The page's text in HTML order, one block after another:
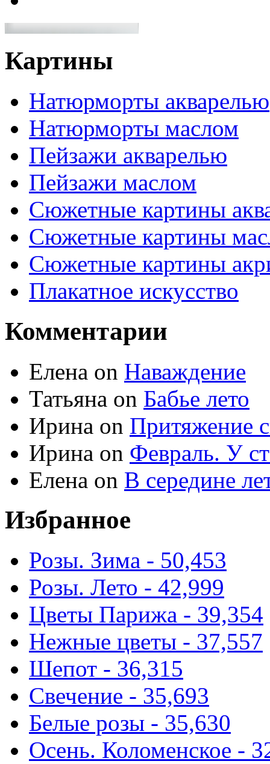
Картины
Натюрморты акварелью
Натюрморты маслом
Пейзажи акварелью
Пейзажи маслом
Сюжетные картины
Сюжетные картины
Сюжетные картины
Плакатное искусство
Комментарии
Елена on Наваждение
Татьяна on Бабье лето
Ирина on Притяжение
Ирина on Февраль. У
Елена on В середине
Избранное
Розы. Зима - 50,453
Розы. Лето - 42,999
Цветы Парижа - 39,354
Нежные цветы - 37,557
Шепот - 36,315
Свечение - 35,693
Белые розы - 35,630
Осень. Коломенское -